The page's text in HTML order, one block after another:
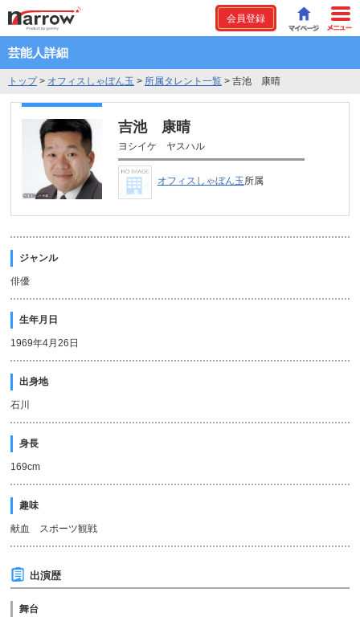
会員登録
芸能人詳細
トップ> オフィスしゃぼん玉 > 所属タレント一覧 > 吉池 康晴
吉池 康晴
ヨシイケ ヤスハル
オフィスしゃぼん玉所属
ジャンル
俳優
生年月日
1969年4月26日
出身地
石川
身長
169cm
趣味
献血 スポーツ観戦
出演歴
舞台